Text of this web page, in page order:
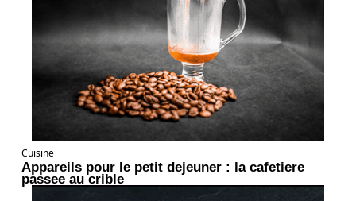
Cuisine
Appareils pour le petit dejeuner : la cafetiere
passee au crible